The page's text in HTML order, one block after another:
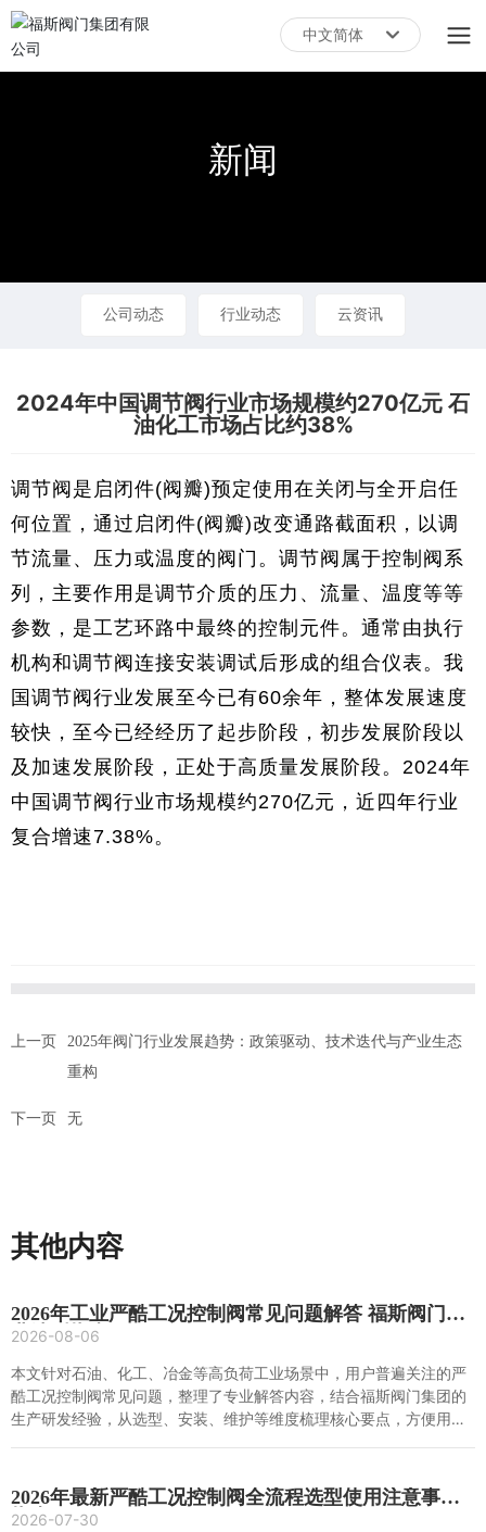
中文简体
English
新闻
公司动态 行业动态 云资讯
2024年中国调节阀行业市场规模约270亿元 石
油化工市场占比约38%
调节阀是启闭件(阀瓣)预定使用在关闭与全开启任
何位置，通过启闭件(阀瓣)改变通路截面积，以调
节流量、压力或温度的阀门。调节阀属于控制阀系
列，主要作用是调节介质的压力、流量、温度等等
参数，是工艺环路中最终的控制元件。通常由执行
机构和调节阀连接安装调试后形成的组合仪表。我
国调节阀行业发展至今已有60余年，整体发展速度
较快，至今已经经历了起步阶段，初步发展阶段以
及加速发展阶段，正处于高质量发展阶段。2024年
中国调节阀行业市场规模约270亿元，近四年行业
复合增速7.38%。
上一页
2025年阀门行业发展趋势：政策驱动、技术迭代与产业生态
重构
下一页 无
其他内容
2026年工业严酷工况控制阀常见问题解答 福斯阀门专
业选型指南
2026-08-06
本文针对石油、化工、冶金等高负荷工业场景中，用户普遍关注的严
酷工况控制阀常见问题，整理了专业解答内容，结合福斯阀门集团的
生产研发经验，从选型、安装、维护等维度梳理核心要点，方便用户
2026年最新严酷工况控制阀全流程选型使用注意事项
指南
2026-07-30